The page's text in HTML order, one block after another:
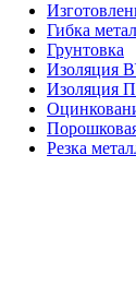
Гибка
Грунтовка
Изоляция
Изоляция
Резка